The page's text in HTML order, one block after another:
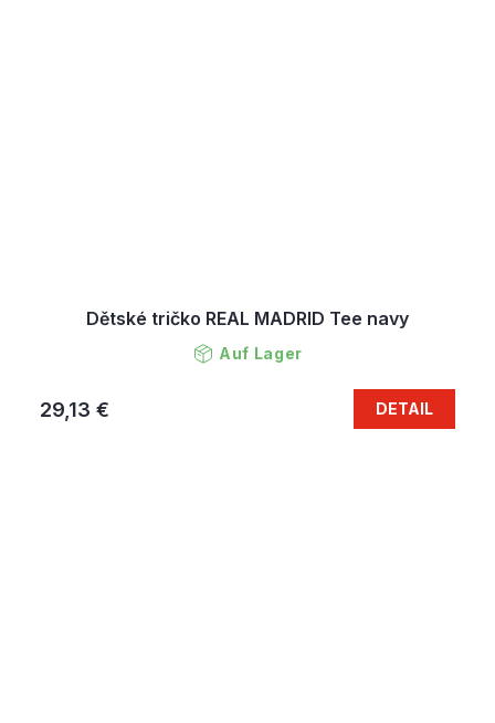
Dětské tričko REAL MADRID Tee navy
Auf Lager
29,13 € DETAIL